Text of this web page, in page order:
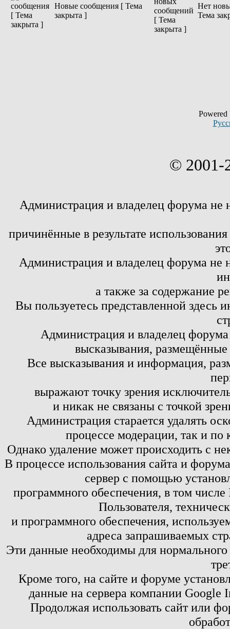
Новые сообщения [ Тема
закрыта ]
Нет
Тема
© 2001-
Администрация и владелец форума не
причинённые в результате
Администрация и владелец форума не
а также за содержание
Вы пользуетесь представленной здесь
Администрация и владелец
высказывания,
Все высказывания и информация,
выражают точку зрения
и никак не связаны с точкой
Администрация старается удалять
процессе модерации, так и по
Однако удаление может происходить с
В процессе использования сайта и
сервер с помощью
программного обеспечения, в том
Пользователя,
и программного обеспечения,
адреса запрашиваемых
Эти данные необходимы для
Кроме того, на сайте и форуме
данные на сервера компании
Продолжая использовать сайт или